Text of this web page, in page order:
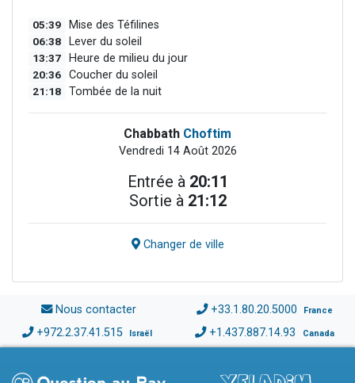
05:39 Mise des Téfilines
06:38 Lever du soleil
13:37 Heure de milieu du jour
20:36 Coucher du soleil
21:18 Tombée de la nuit
Chabbath Choftim
Vendredi 14 Août 2026
Entrée à 20:11
Sortie à 21:12
Changer de ville
Nous contacter +33.1.80.20.5000 France
+972.2.37.41.515 Israël +1.437.887.14.93 Canada